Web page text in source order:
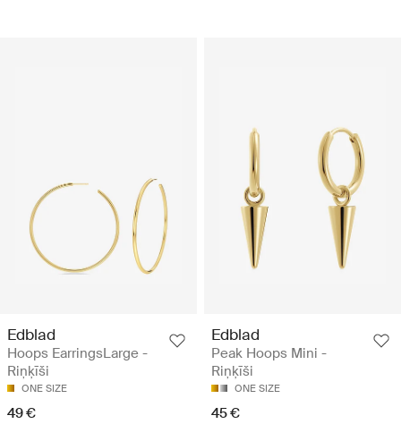
Edblad
Hoops EarringsLarge -
Riņķīši
ONE SIZE
49 €
Edblad
Peak Hoops Mini -
Riņķīši
ONE SIZE
45 €